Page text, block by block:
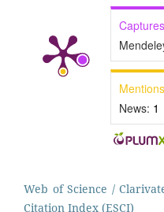
Captures
Mentions
News: 1
Web of Science /
Citation Index (ESCI)